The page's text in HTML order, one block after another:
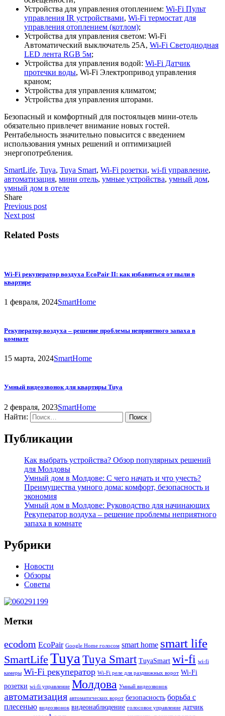
Устройства для управления отоплением: Wi-Fi Пульт
управления IR устройствами, Wi-Fi термостат для
управления отоплением (котлом);
Устройства для управления светом: Wi-Fi
Автоматический выключатель 25А, Wi-Fi Светодиодная
LED лента RGB 5м;
Устройства для управления водой: Wi-Fi Датчик
протечки воды, Wi-Fi Электропривод управления
краном;
Устройства для управления климатом;
Устройства для управления шторами.
Безопасный и комфортный для постояльцев мини-отель
обязательно привлечет внимание новых гостей.
Рентабельность значительно повысится с введением
использования умных решений и оптимизацией
энергопотребления.
SmartLife, Tuya, Tuya Smart, Wi-Fi розетки, wi-fi управление,
автоматизация, мини отель, умные устройства, умный дом,
умный дом в отеле
Share
Previous post
Next post
Related Posts
Wi-Fi рекуператор воздуха EcoPair II: как избавиться от пыли в
квартире
1 февраля, 2024SmartHome
Рекуператор воздуха – решение проблемы неприятного запаха в
комнате
15 марта, 2024SmartHome
Умный видеозвонок для квартиры Tuya
2 февраля, 2023SmartHome
Найти:
Публикации
Как выбрать устройства? Обзор популярных решений
для Молдовы
Умный дом в Молдове: С чего начать и что учесть?
Преимущества умного дома: комфорт, безопасность и
экономия
Умный дом в Молдове: Руководство для начинающих
Рекуператор воздуха – решение проблемы неприятного
запаха в комнате
Рубрики
Новости
Обзоры
Советы
Метки
ecodom EcoPair Google Home голосом smart home smart life
SmartLife Tuya Tuya Smart TuyaSmart wi-fi wi-fi
камеры Wi-Fi рекуператор Wi-Fi реле для раздвижных ворот Wi-Fi
розетки wi-fi управление Молдова Умный видеозвонок
автоматизация автоматических ворот безопасность борьба с
плесенью видеозвонок видеонаблюдение голосовое управление датчик